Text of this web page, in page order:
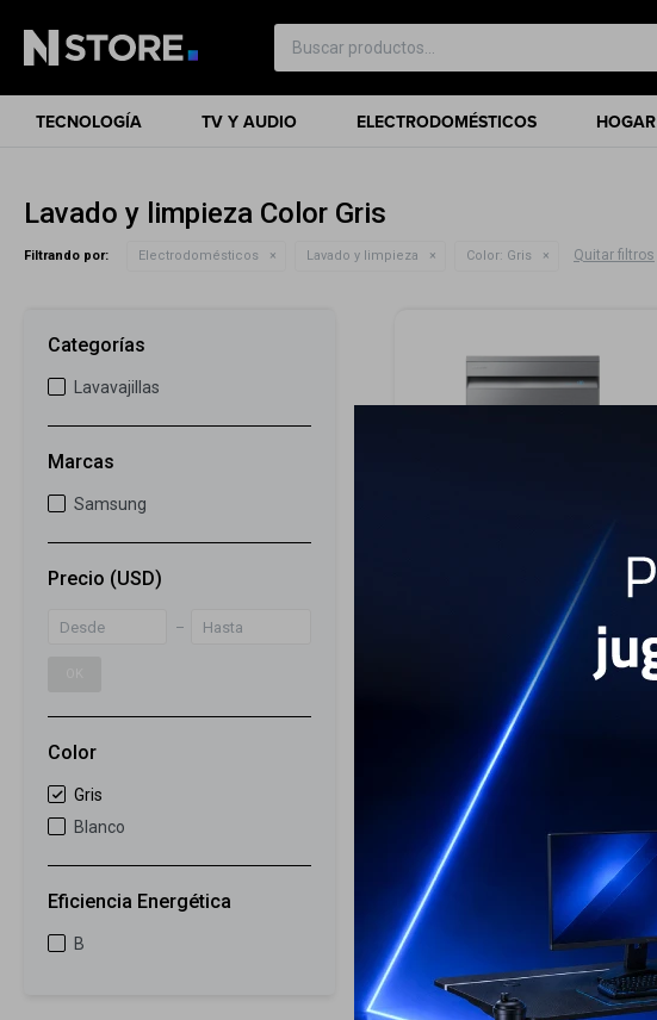
TECNOLOGÍA TV Y AUDIO ELECTRODOMÉSTICOS HOGAR
Lavado y limpieza Color Gris
Filtrando por: Electrodomésticos Lavado y limpieza Color: Gris Quitar filtros
Lavavajillas Samsung Silver
USD809
ENVIO GRATIS
GARANTÍA: 1 AÑO
ENVÍO A TODO EL PAÍS
Categorías
Lavavajillas
Marcas
Samsung
Precio (USD)
Color
Gris
Blanco
Eficiencia Energética
B